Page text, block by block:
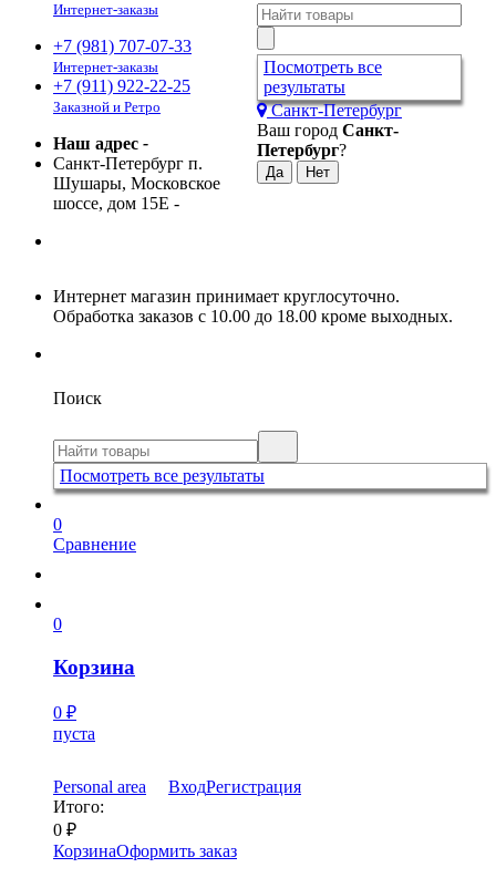
Интернет-заказы
+7 (981) 707-07-33
Интернет-заказы
+7 (911) 922-22-25
Заказной и Ретро
Наш адрес -
Санкт-Петербург п.
Шушары, Московское
шоссе, дом 15Е -
Посмотреть все
результаты
Санкт-Петербург
Ваш город Санкт-
Петербург?
Интернет магазин принимает круглосуточно.
Обработка заказов с 10.00 до 18.00 кроме выходных.
Поиск
Посмотреть все результаты
0
Сравнение
0
Корзина
0 ₽
пуста
Personal area ВходРегистрация
Итого:
0 ₽
КорзинаОформить заказ